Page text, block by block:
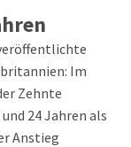
Im
Zehnte
24 Jahren als
Anstieg